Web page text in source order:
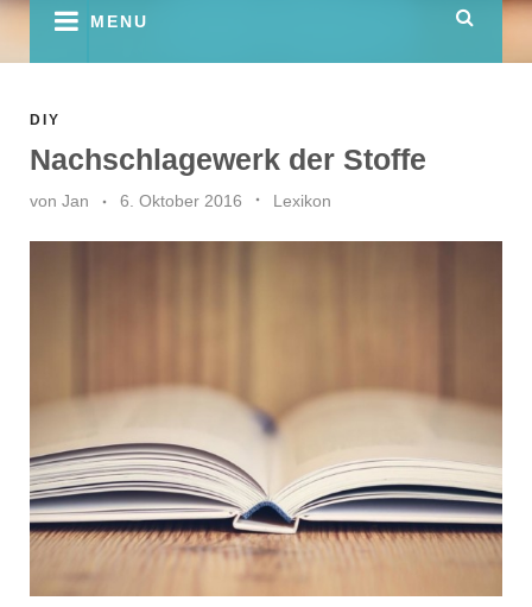
MENU
DIY
Nachschlagewerk der Stoffe
von Jan 6. Oktober 2016 Lexikon